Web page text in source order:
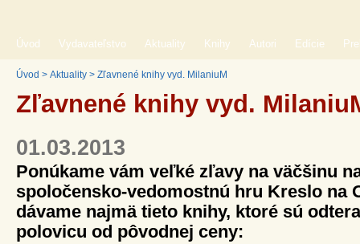
Úvod Vydavateľstvo Aktuality Knihy Autori Edície
Úvod > Aktuality > Zľavnené knihy vyd. MilaniuM
Zľavnené knihy vyd.
01.03.2013
Ponúkame vám veľké zľavy na väčšinu
spoločensko-vedomostnú hru Kreslo na
dávame najmä tieto knihy, ktoré sú
polovicu od pôvodnej ceny: